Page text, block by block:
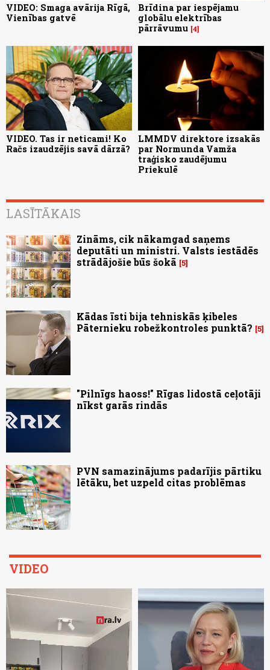
VIDEO: Smaga avārija Rīgā,
Vienības gatvē
Brīdina par iespējamu
globālu elektrības
pārrāvumu 4
VIDEO. Tas ir neticami! Ko
Račs izaudzējis savā dārzā?
LMMDV direktore izsakās
par Normunda Vamža
traģisko zaudējumu
Priekulē
LASĪTĀKAIS
Zināms, cik nākamgad saņems
deputāti un ministri. Valsts iestādēs
strādājošie būs šokā 5
Kādas īsti bija tehniskās ķibeles
Pāternieku robežkontroles punktā? 5
"Pilnīgs haoss!" Rīgas lidostā ceļotāji
nīkst garās rindās
PVN samazinājums padarījis pārtiku
lētāku, bet uzpeld citas problēmas
VIDEO